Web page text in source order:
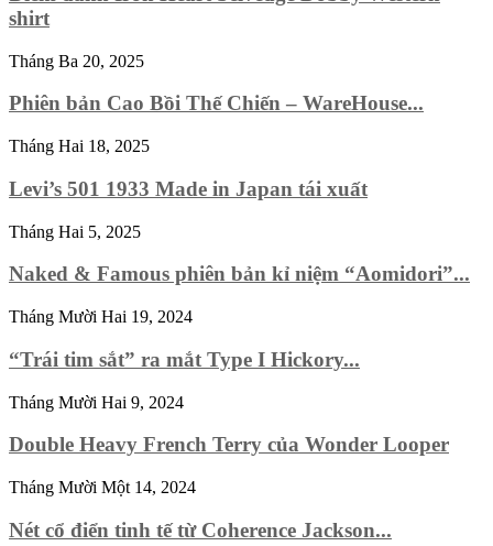
shirt
Tháng Ba 20, 2025
Phiên bản Cao Bồi Thế Chiến – WareHouse...
Tháng Hai 18, 2025
Levi’s 501 1933 Made in Japan tái xuất
Tháng Hai 5, 2025
Naked & Famous phiên bản kỉ niệm “Aomidori”...
Tháng Mười Hai 19, 2024
“Trái tim sắt” ra mắt Type I Hickory...
Tháng Mười Hai 9, 2024
Double Heavy French Terry của Wonder Looper
Tháng Mười Một 14, 2024
Nét cổ điển tinh tế từ Coherence Jackson...